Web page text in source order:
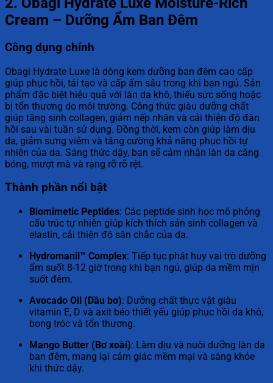
Cream – Dưỡng Ẩm Ban Đêm
Công dụng chính
Obagi Hydrate Luxe là dòng kem dưỡng ban đêm cao cấp
giúp phục hồi, tái tạo và cấp ẩm sâu trong khi bạn ngủ. Sản
phẩm đặc biệt hiệu quả với làn da khô, thiếu sức sống hoặc
bị tổn thương do môi trường. Công thức giàu dưỡng chất
giúp tăng sinh collagen, giảm nếp nhăn và cải thiện độ đàn
hồi sau vài tuần sử dụng. Đồng thời, kem còn giúp làm dịu
da, giảm sưng viêm và tăng cường khả năng phục hồi tự
nhiên của da. Sáng thức dậy, bạn sẽ cảm nhận làn da căng
bóng, mượt mà và rạng rỡ rõ rệt.
Thành phần nổi bật
Biomimetic Peptides: Các peptide sinh học mô phỏng
cấu trúc tự nhiên giúp kích thích sản sinh collagen và
elastin, cải thiện độ săn chắc của da.
Hydromanil™ Complex: Tiếp tục phát huy vai trò dưỡng
ẩm suốt 8-12 giờ trong khi bạn ngủ, giúp da mềm mịn
suốt đêm.
Avocado Oil (Dầu bơ): Dưỡng chất thực vật giàu
vitamin E, D và axit béo thiết yếu giúp phục hồi da khô,
bong tróc và tổn thương.
Mango Butter (Bơ xoài): Làm dịu và nuôi dưỡng làn da
ban đêm, mang lại cảm giác mềm mại và sáng khỏe
khi thức dậy.